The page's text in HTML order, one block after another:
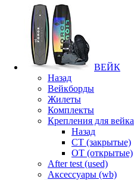
ВЕЙК
Назад
Вейкборды
Жилеты
Комплекты
Крепления для вейка
Назад
CT (закрытые)
OT (открытые)
After test (used)
Аксессуары (wb)